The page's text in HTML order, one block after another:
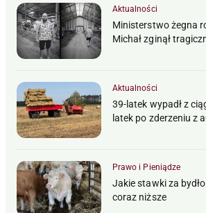
Aktualności
Ministerstwo żegna
Michał zginął
Aktualności
39-latek wypadł z
latek po zderzeniu z
Prawo i Pieniądze
Jakie stawki za
coraz niższe